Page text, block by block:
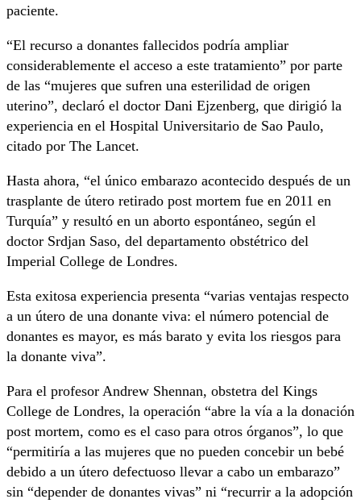
paciente.
“El recurso a donantes fallecidos podría ampliar
considerablemente el acceso a este tratamiento” por parte
de las “mujeres que sufren una esterilidad de origen
uterino”, declaró el doctor Dani Ejzenberg, que dirigió la
experiencia en el Hospital Universitario de Sao Paulo,
citado por The Lancet.
Hasta ahora, “el único embarazo acontecido después de un
trasplante de útero retirado post mortem fue en 2011 en
Turquía” y resultó en un aborto espontáneo, según el
doctor Srdjan Saso, del departamento obstétrico del
Imperial College de Londres.
Esta exitosa experiencia presenta “varias ventajas respecto
a un útero de una donante viva: el número potencial de
donantes es mayor, es más barato y evita los riesgos para
la donante viva”.
Para el profesor Andrew Shennan, obstetra del Kings
College de Londres, la operación “abre la vía a la donación
post mortem, como es el caso para otros órganos”, lo que
“permitiría a las mujeres que no pueden concebir un bebé
debido a un útero defectuoso llevar a cabo un embarazo”
sin “depender de donantes vivas” ni “recurrir a la adopción